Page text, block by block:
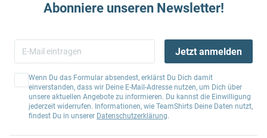
Abonniere unseren Newsletter!
Jetzt anmelden
Wenn Du das Formular absendest, erklärst Du Dich damit
einverstanden, dass wir Deine E-Mail-Adresse nutzen, um Dich über
unsere aktuellen Angebote zu informieren. Du kannst die Einwilligung
jederzeit widerrufen. Informationen, wie TeamShirts Deine Daten nutzt,
findest Du in unserer Datenschutzerklärung.